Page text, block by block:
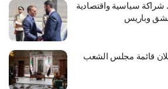
شراكة سياسية واقتصادية
وباريس
قائمة مجلس الشعب